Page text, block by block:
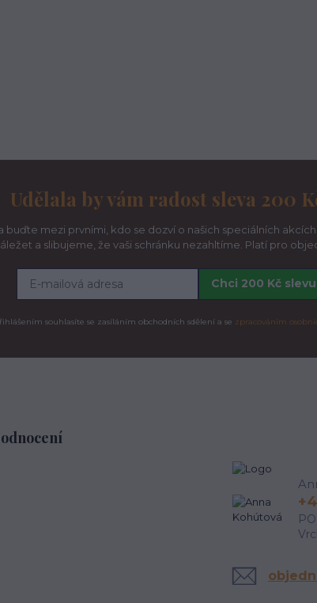
Udělala by vám radost sleva 200
buďte mezi prvními, kdo se dozví o našich speciálních
a slibujeme, že vaši schránku nezahltíme. Platí pro
Chci 200 Kč slevu
souhlasíte se zasíláním obchodních sdělení a se zpracováním